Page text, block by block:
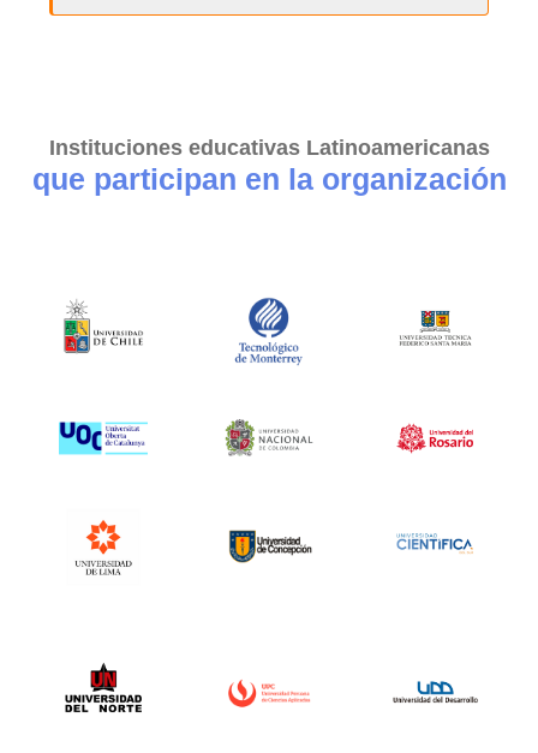
Instituciones educativas Latinoamericanas
que participan en la organización